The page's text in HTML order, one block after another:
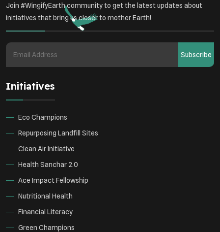
Join #WingifyEarth community to get the latest updates about
initiatives that bring us closer to mother Earth!
Subscribe
Initiatives
Eco Champions
Repurposing Landfill Sites
Clean Air Initiative
Health Sanchar 2.0
Ace Impact Fellowship
Nutritional Health
Financial Literacy
Green Champions